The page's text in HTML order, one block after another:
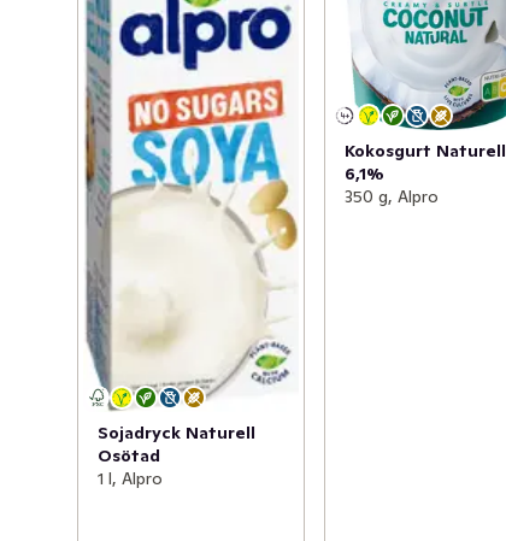
Sojadryck Naturell
Osötad
1 l, Alpro
Kokosgurt Naturell
6,1%
350 g, Alpro